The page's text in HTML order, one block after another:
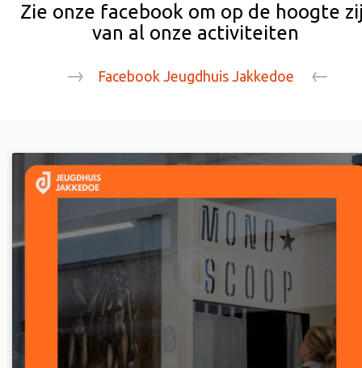
Zie onze facebook om op de hoogte
van al onze activiteiten
→
Facebook Jeugdhuis Jakkedoe ←